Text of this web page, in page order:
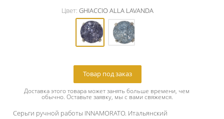
Цвет: GHIACCIO ALLA LAVANDA
Товар под заказ
Доставка этого товара может занять больше времени, чем
обычно. Оставьте заявку, мы с вами свяжемся.
Серьги ручной работы INNAMORATO. Итальянский